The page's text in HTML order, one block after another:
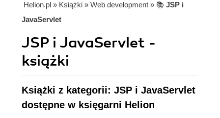
Helion.pl » Książki » Web development » 📚 JSP i
JavaServlet
JSP i JavaServlet -
książki
Książki z kategorii: JSP i JavaServlet
dostępne w księgarni Helion